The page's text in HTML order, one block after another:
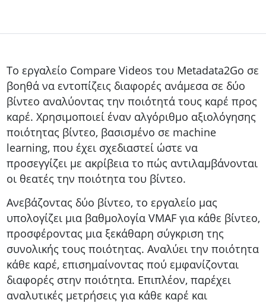
Το εργαλείο Compare Videos του Metadata2Go σε
βοηθά να εντοπίζεις διαφορές ανάμεσα σε δύο
βίντεο αναλύοντας την ποιότητά τους καρέ προς
καρέ. Χρησιμοποιεί έναν αλγόριθμο αξιολόγησης
ποιότητας βίντεο, βασισμένο σε machine
learning, που έχει σχεδιαστεί ώστε να
προσεγγίζει με ακρίβεια το πώς αντιλαμβάνονται
οι θεατές την ποιότητα του βίντεο.
Ανεβάζοντας δύο βίντεο, το εργαλείο μας
υπολογίζει μια βαθμολογία VMAF για κάθε βίντεο,
προσφέροντας μια ξεκάθαρη σύγκριση της
συνολικής τους ποιότητας. Αναλύει την ποιότητα
κάθε καρέ, επισημαίνοντας πού εμφανίζονται
διαφορές στην ποιότητα. Επιπλέον, παρέχει
αναλυτικές μετρήσεις για κάθε καρέ και